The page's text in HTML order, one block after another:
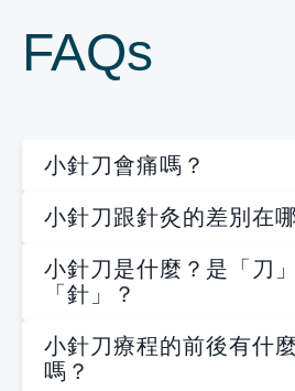
FAQs
小針刀會痛嗎？
小針刀跟針灸的差別在
小針刀是什麼？是「刀
「針」？
小針刀療程的前後有什
嗎？